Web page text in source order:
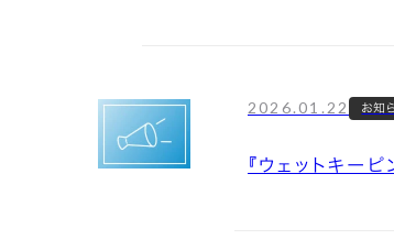
2026.01.22 お知
『ウェットキー